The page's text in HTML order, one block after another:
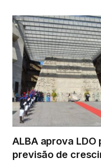
ALBA aprova
previsão de